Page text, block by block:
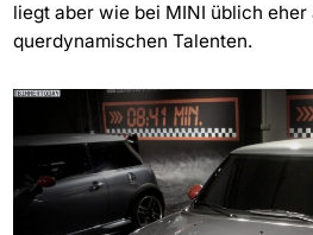
liegt aber wie bei MINI üblich eher
querdynamischen Talenten.